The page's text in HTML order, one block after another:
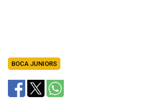
BOCA JUNIORS